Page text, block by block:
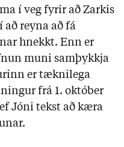
í veg fyrir að Zarkis
að reyna að fá
hnekkt. Enn er
muni samþykkja
er tæknilega
frá 1. október
Jóni tekst að kæra